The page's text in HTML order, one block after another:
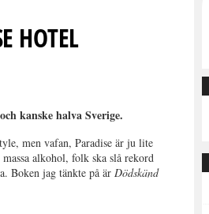
HOTEL
kanske halva Sverige.
men vafan, Paradise är ju lite
alkohol, folk ska slå rekord
Boken jag tänkte på ärDödskänd